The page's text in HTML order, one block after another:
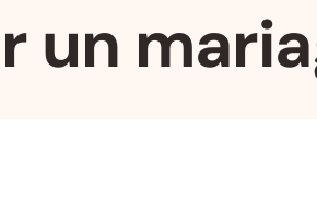
un